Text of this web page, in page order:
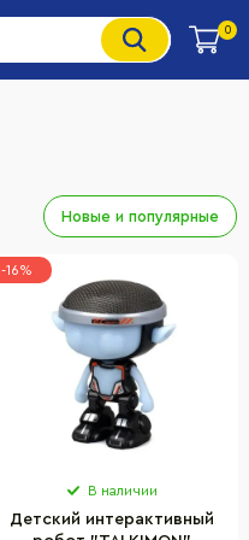
0
Новые и популярные
-16%
В наличии
Детский интерактивный